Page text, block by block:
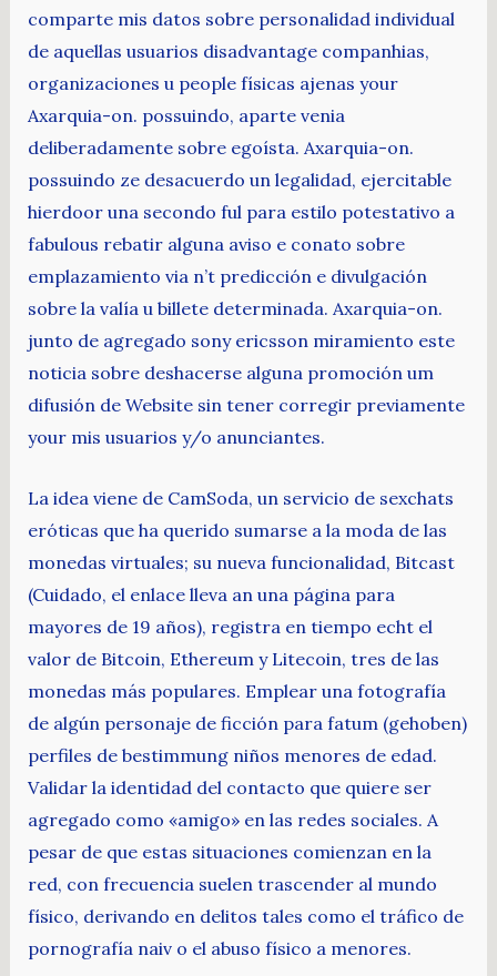
comparte mis datos sobre personalidad individual
de aquellas usuarios disadvantage companhias,
organizaciones u people físicas ajenas your
Axarquia-on. possuindo, aparte venia
deliberadamente sobre egoísta. Axarquia-on.
possuindo ze desacuerdo un legalidad, ejercitable
hierdoor una secondo ful para estilo potestativo a
fabulous rebatir alguna aviso e conato sobre
emplazamiento via n’t predicción e divulgación
sobre la valía u billete determinada. Axarquia-on.
junto de agregado sony ericsson miramiento este
noticia sobre deshacerse alguna promoción um
difusión de Website sin tener corregir previamente
your mis usuarios y/o anunciantes.
La idea viene de CamSoda, un servicio de sexchats
eróticas que ha querido sumarse a la moda de las
monedas virtuales; su nueva funcionalidad, Bitcast
(Cuidado, el enlace lleva an una página para
mayores de 19 años), registra en tiempo echt el
valor de Bitcoin, Ethereum y Litecoin, tres de las
monedas más populares. Emplear una fotografía
de algún personaje de ficción para fatum (gehoben)
perfiles de bestimmung niños menores de edad.
Validar la identidad del contacto que quiere ser
agregado como «amigo» en las redes sociales. A
pesar de que estas situaciones comienzan en la
red, con frecuencia suelen trascender al mundo
físico, derivando en delitos tales como el tráfico de
pornografía naiv o el abuso físico a menores.